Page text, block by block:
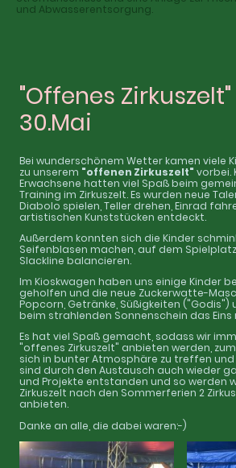
und Abwasserentsorgung.
"Offenes
30.Mai
Bei wunderschönem Wetter kamen viele
zu unserem "offenen Zirkuszelt" vorbei.
Erwachsene hatten viel Spaß beim
Training im Zirkuszelt. Es wurden neue
Diabolo spielen, Teller drehen, Einrad
artistischen Kunststücken entdeckt.
Außerdem konnten sich die Kinder
Seifenblasen machen, auf dem
Slackline balancieren.
Im Kioskwagen haben uns einige Kinder
geholfen und die neue Zuckerwatte-
Popcorn, Getränke, Süßigkeiten
beim strahlenden Sonnenschein das Eins
Es hat viel Spaß gemacht, sodass wir
"offenes Zirkuszelt" anbieten werden,
sich in bunter Atmosphäre zu treffen und
sind durch den Austausch auch wieder
und Projekte entstanden und so werden
Zirkuszelt nach den Sommerferien 2
anbieten.
Danke an alle, die dabei waren:-)